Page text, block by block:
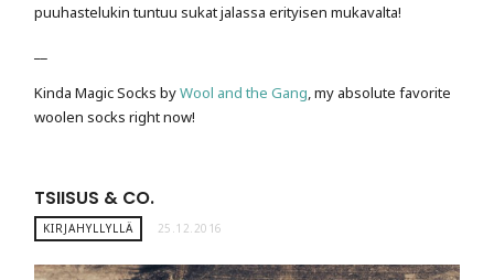
puuhastelukin tuntuu sukat jalassa erityisen mukavalta!
Kinda Magic Socks byWool and the Gang , my absolute favorite
woolen socks right now!
TSIISUS & CO.
KIRJAHYLLYLLÄ 25.12.2016